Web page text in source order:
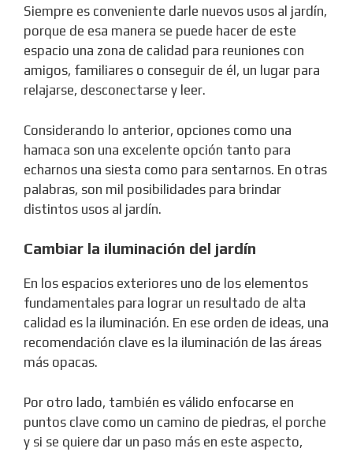
Siempre es conveniente darle nuevos usos al jardín,
porque de esa manera se puede hacer de este
espacio una zona de calidad para reuniones con
amigos, familiares o conseguir de él, un lugar para
relajarse, desconectarse y leer.
Considerando lo anterior, opciones como una
hamaca son una excelente opción tanto para
echarnos una siesta como para sentarnos. En otras
palabras, son mil posibilidades para brindar
distintos usos al jardín.
Cambiar la iluminación del jardín
En los espacios exteriores uno de los elementos
fundamentales para lograr un resultado de alta
calidad es la iluminación. En ese orden de ideas, una
recomendación clave es la iluminación de las áreas
más opacas.
Por otro lado, también es válido enfocarse en
puntos clave como un camino de piedras, el porche
y si se quiere dar un paso más en este aspecto,